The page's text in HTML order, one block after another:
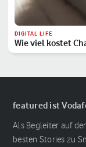
DIGITAL LIFE
Wie viel kostet
featured ist
Als Begleiter auf
besten Stories zu